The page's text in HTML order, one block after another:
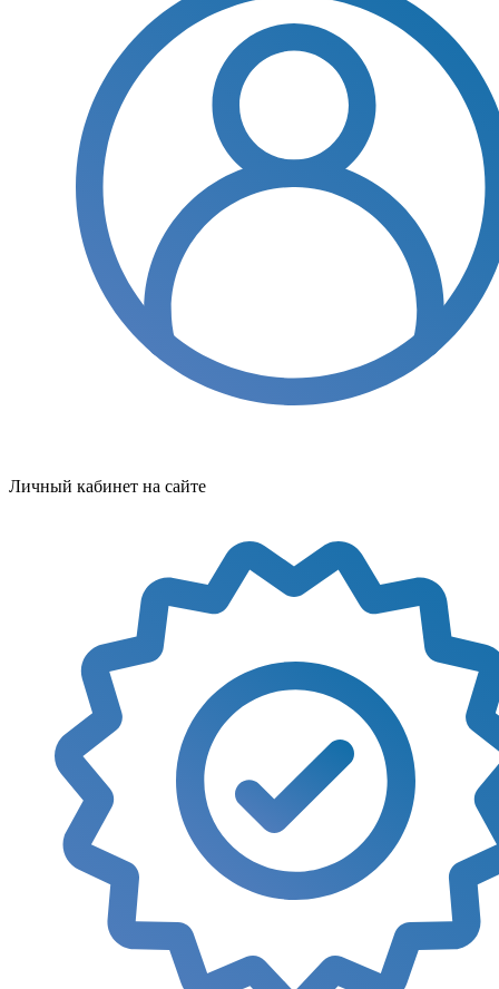
Личный кабинет на сайте